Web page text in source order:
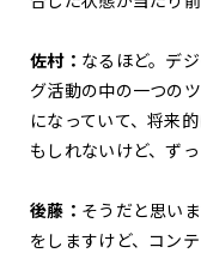
佐村： なるほど。デ
グ活動の中の一つの
になっていて、将来
もしれないけど、ず
後藤： そうだと思い
をしますけど、コン